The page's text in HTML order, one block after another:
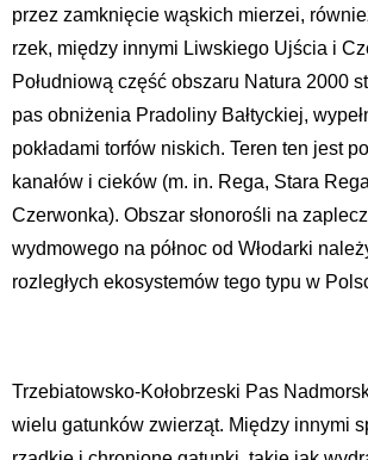
przez zamknięcie wąskich mierzei,
rzek, między innymi Liwskiego Ujścia i
Południową część obszaru Natura 2000
pas obniżenia Pradoliny Bałtyckiej,
pokładami torfów niskich. Teren ten jest
kanałów i cieków (m. in. Rega, Stara
Czerwonka). Obszar słonorośli na
wydmowego na północ od Włodarki
rozległych ekosystemów tego typu w
Trzebiatowsko-Kołobrzeski Pas
wielu gatunków zwierząt. Między innymi